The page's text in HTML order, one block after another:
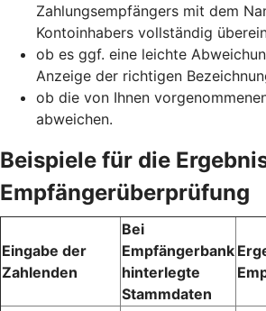
Zahlungsempfängers mit dem
Kontoinhabers vollständig
ob es ggf. eine leichte
Anzeige der richtigen
ob die von Ihnen
abweichen.
Beispiele für die
Empfängerüberprüfung
Eingabe der
Zahlenden
Bei
Empfängerbank
hinterlegte
Stammdaten